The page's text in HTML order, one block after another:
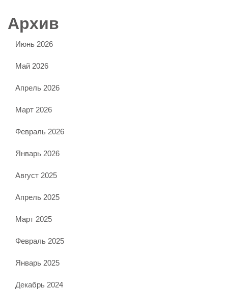
Архив
Июнь 2026
Май 2026
Апрель 2026
Март 2026
Февраль 2026
Январь 2026
Август 2025
Апрель 2025
Март 2025
Февраль 2025
Январь 2025
Декабрь 2024